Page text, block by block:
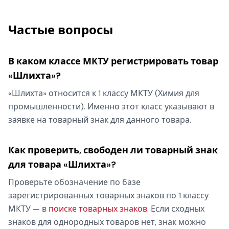
Частые вопросы
В каком классе МКТУ регистрировать товар
«Шлихта»?
«Шлихта» относится к 1 классу МКТУ (Химия для
промышленности). Именно этот класс указывают в
заявке на товарный знак для данного товара.
Как проверить, свободен ли товарный знак
для товара «Шлихта»?
Проверьте обозначение по базе
зарегистрированных товарных знаков по 1 классу
МКТУ — в поиске товарных знаков. Если сходных
знаков для однородных товаров нет, знак можно